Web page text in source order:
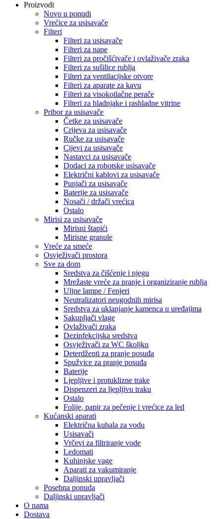
Proizvodi
Novo u ponudi
Vrećice za usisavače
Filteri
Filteri za usisavače
Filteri za nape
Filteri za pročišćivače i ovlaživače zraka
Filteri za sušilice rublja
Filteri za ventilacijske otvore
Filteri za aparate za kavu
Filteri za visokotlačne perače
Filteri za hladnjake i rashladne vitrine
Pribor za usisavače
Četke za usisavače
Crijeva za usisavače
Ručke za usisavače
Cijevi za usisavače
Nastavci za usisavače
Dodaci za robotske usisavače
Električni kablovi za usisavače
Punjači za usisavače
Baterije za usisavače
Nosači / držači vrećica
Ostalo
Mirisi za usisavače
Mirisni štapići
Mirisne granule
Vreće za smeće
Osvježivači prostora
Sve za dom
Sredstva za čišćenje i njegu
Mrežaste vreće za pranje i organiziranje rublja
Uljne lampe / Fenjeri
Neutralizatori neugodnih mirisa
Sredstva za uklanjanje kamenca u uređajima
Sakupljači vlage
Ovlaživači zraka
Dezinfekcijska sredstva
Osvježivači za WC školjku
Deterdženti za pranje posuđa
Spužvice za pranje posuđa
Baterije
Ljepljive i protuklizne trake
Dispenzeri za ljepljivu traku
Ostalo
Folije, papir za pečenje i vrećice za led
Kućanski aparati
Električna kuhala za vodu
Usisavači
Vrčevi za filtriranje vode
Ledomati
Kuhinjske vage
Aparati za vakumiranje
Daljinski upravljači
Posebna ponuda
Daljinski upravljači
O nama
Dostava